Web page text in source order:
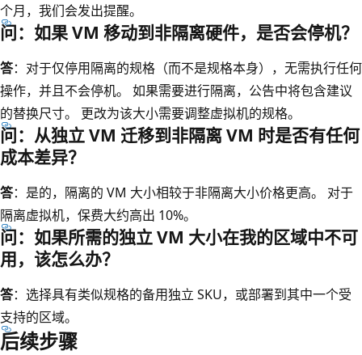
个月，我们会发出提醒。
问：如果 VM 移动到非隔离硬件，是否会停机？
答：对于仅停用隔离的规格（而不是规格本身），无需执行任何
操作，并且不会停机。 如果需要进行隔离，公告中将包含建议
的替换尺寸。 更改为该大小需要调整虚拟机的规格。
问：从独立 VM 迁移到非隔离 VM 时是否有任何
成本差异？
答：是的，隔离的 VM 大小相较于非隔离大小价格更高。 对于
隔离虚拟机，保费大约高出 10%。
问：如果所需的独立 VM 大小在我的区域中不可
用，该怎么办？
答：选择具有类似规格的备用独立 SKU，或部署到其中一个受
支持的区域。
后续步骤